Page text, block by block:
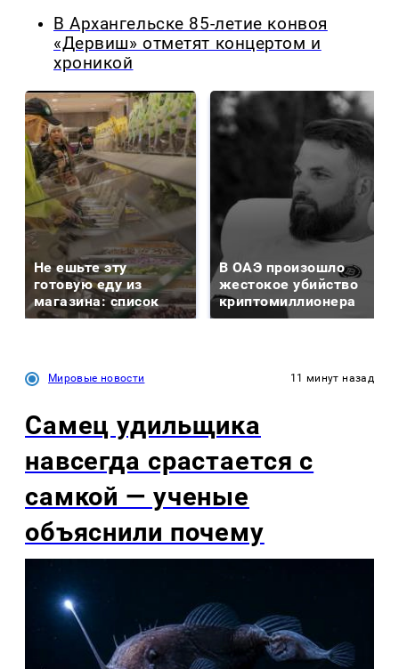
В Архангельске 85-летие конвоя
«Дервиш» отметят концертом и
хроникой
Не ешьте эту
готовую еду из
магазина: список
В ОАЭ произошло
жестокое убийство
криптомиллионера
Мировые новости 11 минут назад
Самец удильщика
навсегда срастается с
самкой — ученые
объяснили почему